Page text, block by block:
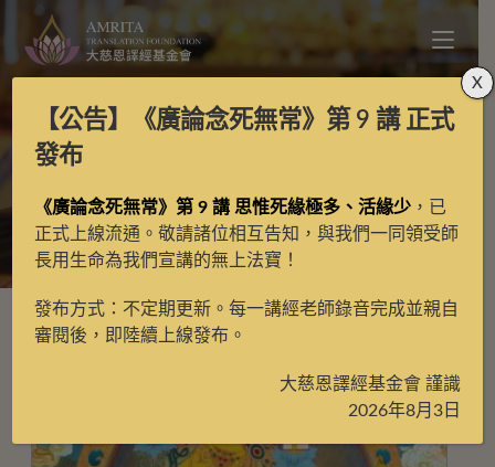
> 獅吼文殊
【公告】 《廣論念死無常》第 9 講正式
發布
《廣論念死無常》第 9 講 思惟死緣極多、活緣少 ，已
正式上線流通。敬請諸位相互告知，與我們一同領受師
長用生命為我們宣講的無上法寶！
發布方式：不定期更新。每一講經老師錄音完成並親自
審閱後，即陸續上線發布。
大慈恩譯經基金會 謹識
2026年8月3日
X